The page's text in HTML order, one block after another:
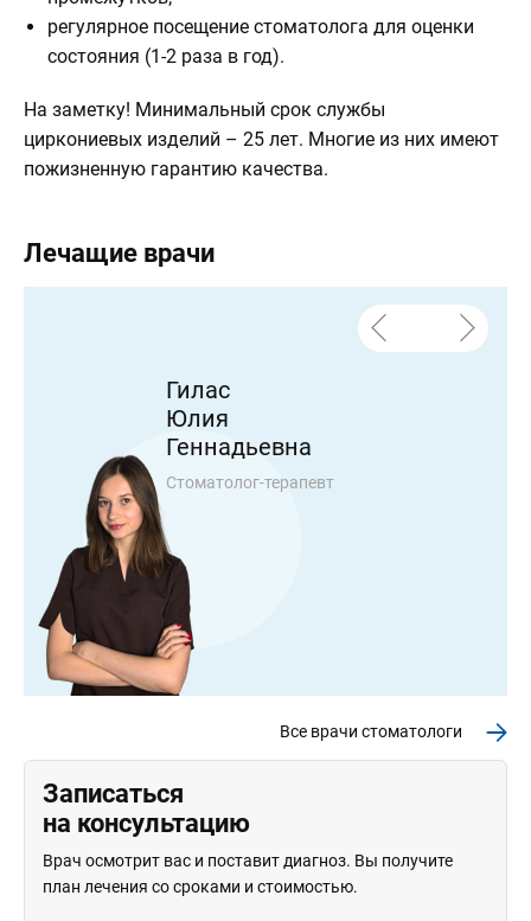
Записаться
на консультацию
Врач осмотрит вас и поставит диагноз. Вы получите
план лечения со сроками и стоимостью.
регулярное посещение стоматолога для оценки
состояния (1-2 раза в год).
На заметку! Минимальный срок службы
циркониевых изделий – 25 лет. Многие из них имеют
пожизненную гарантию качества.
Лечащие врачи
Гилас
Юлия
Геннадьевна
Стоматолог-терапевт
Все врачи стоматологи